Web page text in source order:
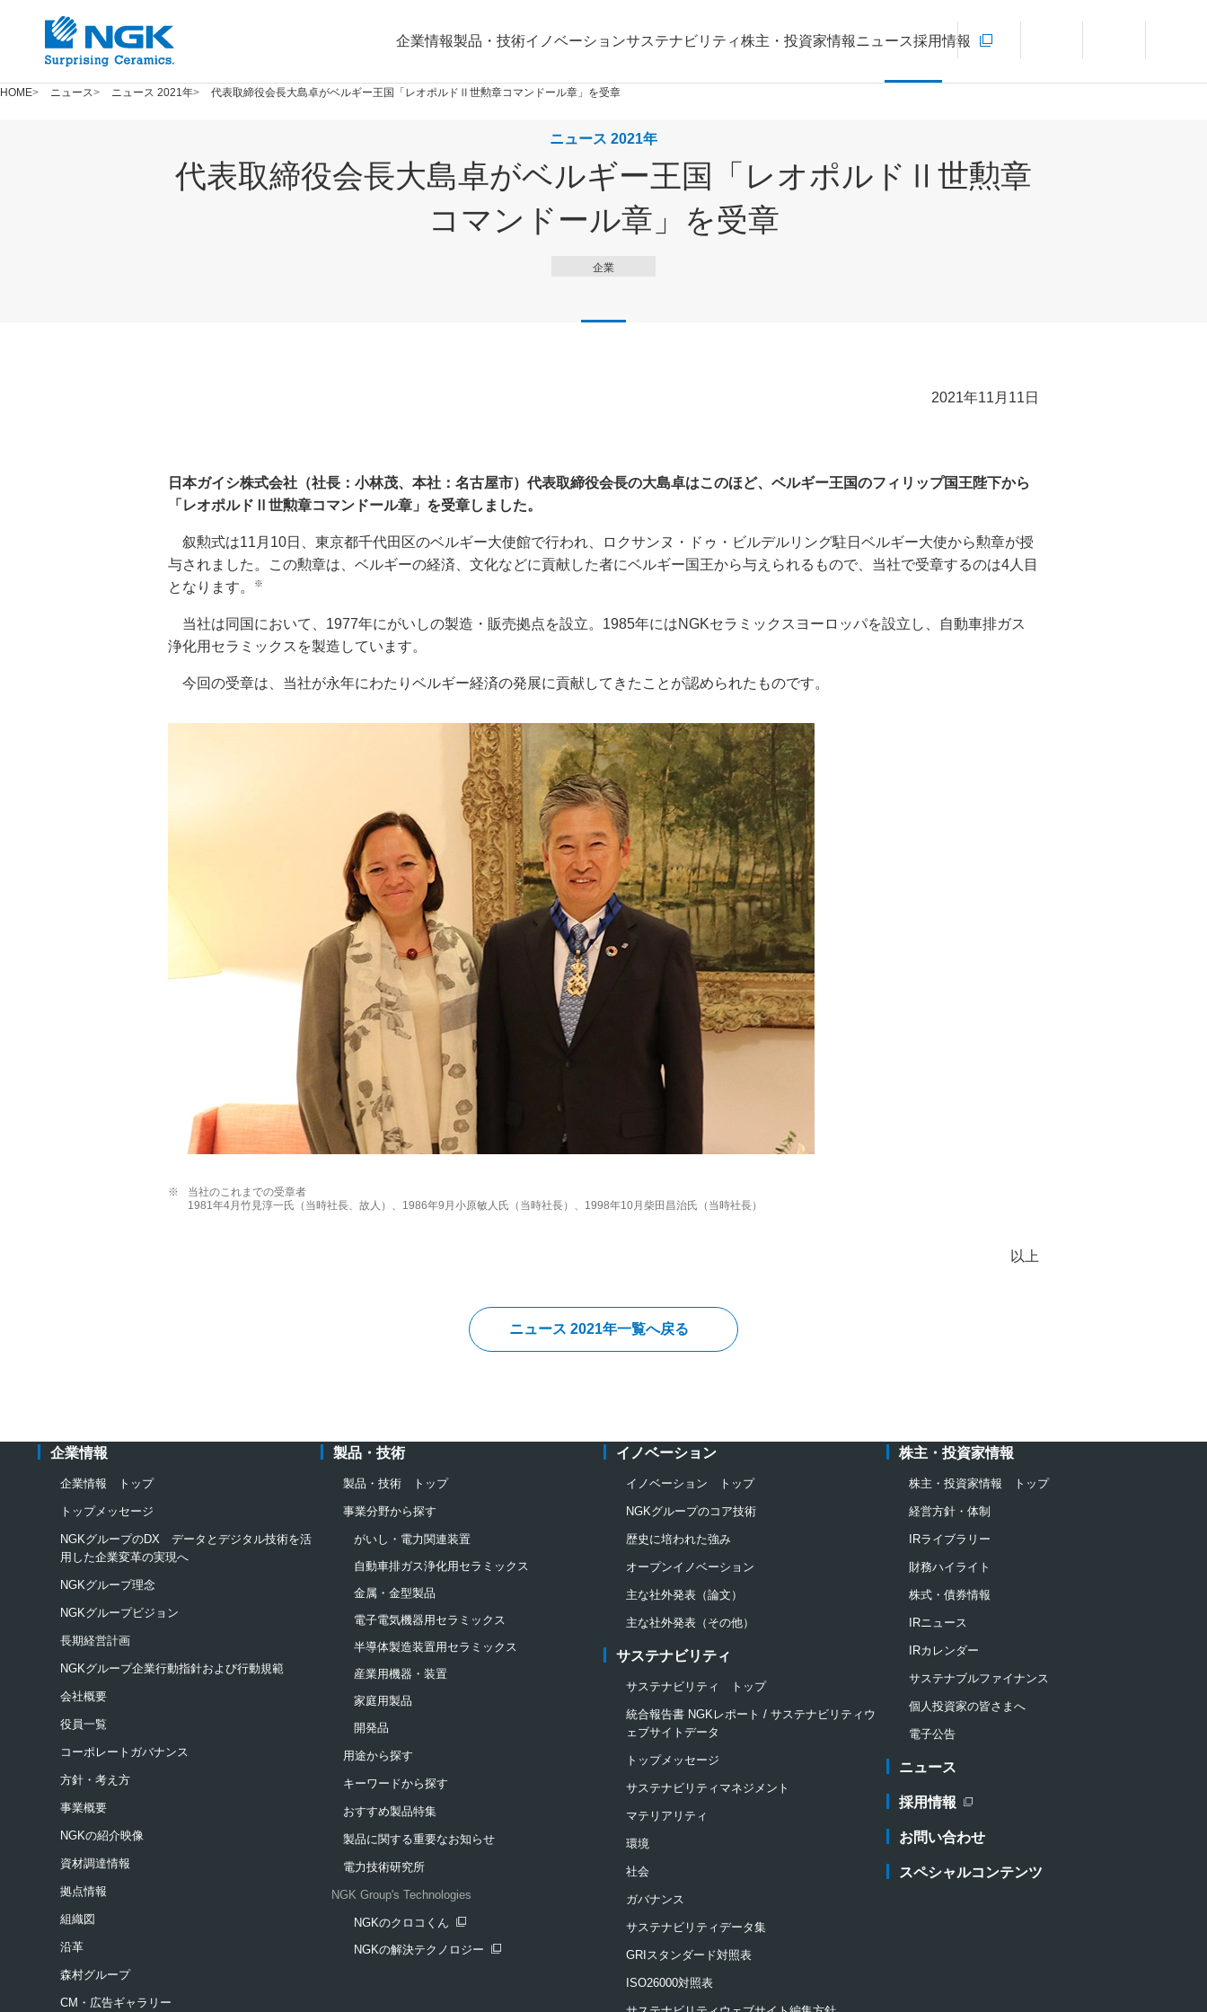
企業情報製品・技術イノベーションサステナビリティ株主・投資家情報ニュース採用情報
新規ウィンドウを開きます
言語切り替えメニューを開く
HOME ニュース ニュース 2021年 代表取締役会長大島卓がベルギー王国「レオポルドⅡ世勲章コマンドール章」を受章
ニュース 2021年
代表取締役会長大島卓がベルギー王国「レオポルドⅡ世勲章
コマンドール章」を受章
企業
2021年11月11日
日本ガイシ株式会社（社長：小林茂、本社：名古屋市）代表取締役会長の大島卓はこのほど、ベルギー王国のフィリップ国王陛下から
「レオポルドⅡ世勲章コマンドール章」を受章しました。
叙勲式は11月10日、東京都千代田区のベルギー大使館で行われ、ロクサンヌ・ドゥ・ビルデルリング駐日ベルギー大使から勲章が授
与されました。この勲章は、ベルギーの経済、文化などに貢献した者にベルギー国王から与えられるもので、当社で受章するのは4人目
となります。
※
当社は同国において、1977年にがいしの製造・販売拠点を設立。1985年にはNGKセラミックスヨーロッパを設立し、自動車排ガス
浄化用セラミックスを製造しています。
今回の受章は、当社が永年にわたりベルギー経済の発展に貢献してきたことが認められたものです。
※
当社のこれまでの受章者
1981年4月竹見淳一氏（当時社長、故人）、1986年9月小原敏人氏（当時社長）、1998年10月柴田昌治氏（当時社長）
以上
ニュース 2021年一覧へ戻る
企業情報
企業情報 トップ
トップメッセージ
NGKグループのDX データとデジタル技術を活
用した企業変革の実現へ
NGKグループ理念
NGKグループビジョン
長期経営計画
NGKグループ企業行動指針および行動規範
会社概要
役員一覧
コーポレートガバナンス
方針・考え方
事業概要
NGKの紹介映像
資材調達情報
拠点情報
組織図
沿革
森村グループ
CM・広告ギャラリー
製品・技術
製品・技術 トップ
事業分野から探す
がいし・電力関連装置
自動車排ガス浄化用セラミックス
金属・金型製品
電子電気機器用セラミックス
半導体製造装置用セラミックス
産業用機器・装置
家庭用製品
開発品
用途から探す
キーワードから探す
おすすめ製品特集
製品に関する重要なお知らせ
電力技術研究所
NGK Group's Technologies
NGKのクロコくん
新規ウィンドウを開きます
NGKの解決テクノロジー
イノベーション
イノベーション トップ
NGKグループのコア技術
歴史に培われた強み
オープンイノベーション
主な社外発表（論文）
主な社外発表（その他）
サステナビリティ
サステナビリティ トップ
統合報告書 NGKレポート / サステナビリティウ
ェブサイトデータ
トップメッセージ
サステナビリティマネジメント
マテリアリティ
環境
社会
ガバナンス
サステナビリティデータ集
GRIスタンダード対照表
ISO26000対照表
株主・投資家情報
株主・投資家情報 トップ
経営方針・体制
IRライブラリー
財務ハイライト
株式・債券情報
IRニュース
IRカレンダー
サステナブルファイナンス
個人投資家の皆さまへ
電子公告
ニュース
採用情報
お問い合わせ
スペシャルコンテンツ